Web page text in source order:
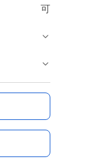
可